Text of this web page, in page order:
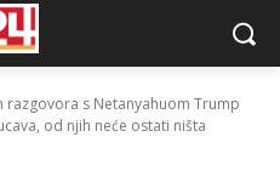
razgovora s Netanyahuom Trump
od njih neće ostati ništa